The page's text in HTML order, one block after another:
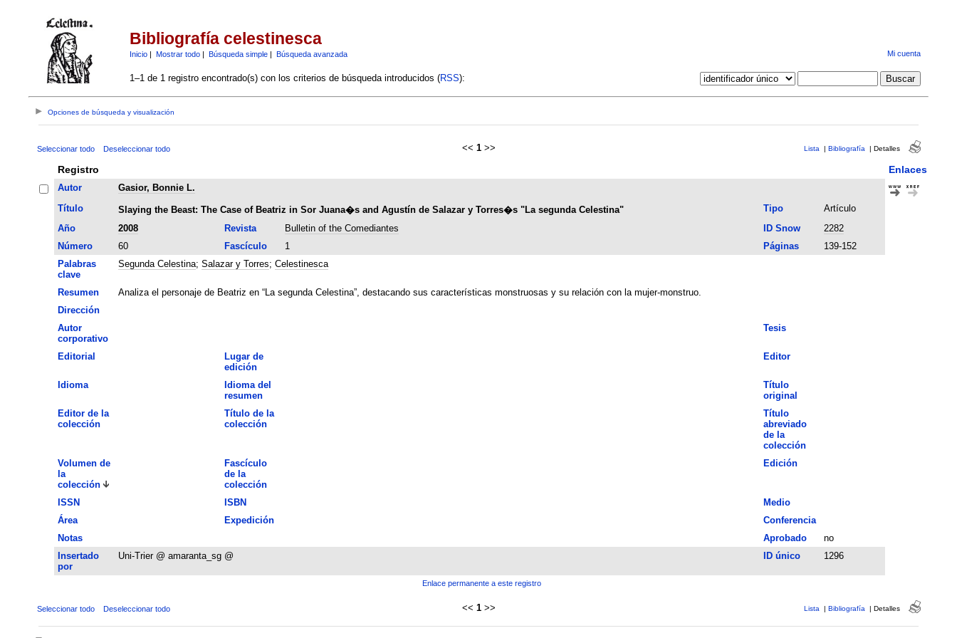
Bibliografía celestinesca
Inicio| Mostrar todo| Búsqueda simple| Búsqueda avanzada Mi cuenta
1–1 de 1 registro encontrado(s) con los criterios de búsqueda introducidos (RSS):
Opciones de búsqueda y visualización
Seleccionar todo Deseleccionar todo << 1 >> Lista | Bibliografía | Detalles
Registro Enlaces
Autor
Gasior, Bonnie L.
Título
Slaying the Beast: The Case of Beatriz in Sor Juana�s and Agustín de Salazar y Torres�s "La segunda Celestina" Tipo
Artículo
Año
2008 Revista Bulletin of the Comediantes ID Snow
2282
Número
60 Fascículo 1 Páginas
139-152
Palabras
clave
Segunda Celestina; Salazar y Torres; Celestinesca
Resumen
Analiza el personaje de Beatriz en “La segunda Celestina”, destacando sus características monstruosas y su relación con la mujer-monstruo.
Dirección
Autor
corporativo
Tesis
Editorial
Lugar de
edición
Editor
Idioma
Idioma del
resumen
Título
original
Editor de la
colección
Título de la
colección
Título
abreviado
de la
colección
Volumen de
la
colección
Fascículo
de la
colección
Edición
ISSN ISBN
Medio
Área
Expedición
Conferencia
Notas
Aprobado
no
Insertado
por
Uni-Trier @ amaranta_sg @ ID único 1296
Enlace permanente a este registro
Seleccionar todo Deseleccionar todo << 1 >> Lista | Bibliografía | Detalles